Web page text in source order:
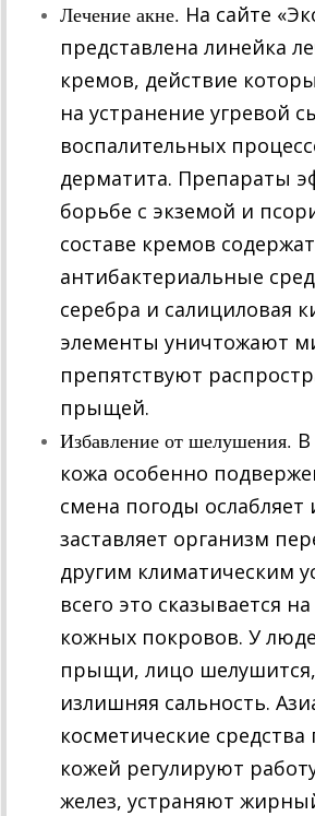
Лечение акне. На сайте
представлена линейка
кремов, действие
на устранение угревой
воспалительных
дерматита. Препараты
борьбе с экземой и
составе кремов
антибактериальные
серебра и салициловая
элементы уничтожают
препятствуют
прыщей.
Избавление от шелушения.
кожа особенно
смена погоды
заставляет организм
другим климатическим
всего это сказывается
кожных покровов. У
прыщи, лицо шелушится,
излишняя сальность.
косметические средства
кожей регулируют
желез, устраняют